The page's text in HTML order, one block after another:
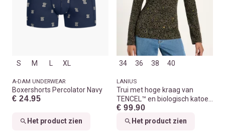
S M L XL
A-DAM UNDERWEAR
Boxershorts Percolator Navy
€ 24.95
Het product zien
34 36 38 40
LANIUS
Trui met hoge kraag van
TENCEL™ en biologisch katoen
Print leo dots turtle
€ 99.90
Het product zien